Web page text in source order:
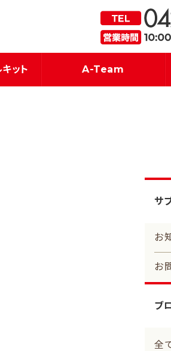
企画・製造・販売
ット A-Team
サ
お
お
ブ
全